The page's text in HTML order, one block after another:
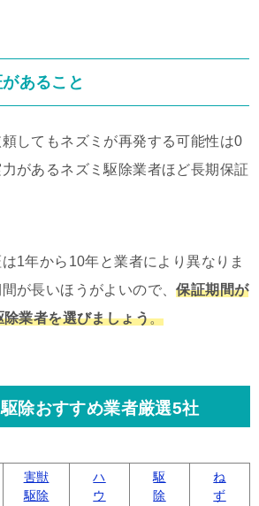
あること
してもネズミが再発する可能性は0
があるネズミ駆除業者ほど長期保証
1年から 10年と業者により異なりま
が長いほうがよいので、保証期間が
除業者を選びましょう。
駆除おすすめ業者厳選5社
害獣
駆除
ハ
ウ
駆
除
ね
ず